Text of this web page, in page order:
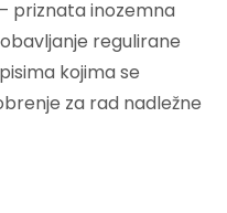
priznata inozemna
regulirane
kojima se
za rad nadležne